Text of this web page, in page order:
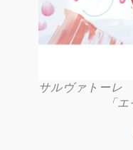
サルヴァトー
「